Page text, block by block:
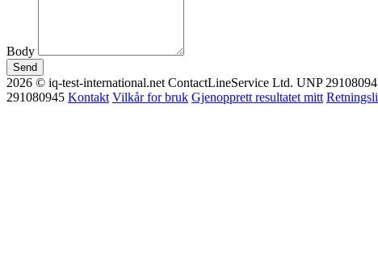
Body
Send
2026 © iq-test-international.net ContactLineService Ltd. UNP
291080945 Kontakt Vilkår for bruk Gjenopprett resultatet mitt